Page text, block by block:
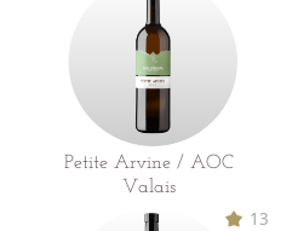
Petite Arvine / AOC
Valais
13